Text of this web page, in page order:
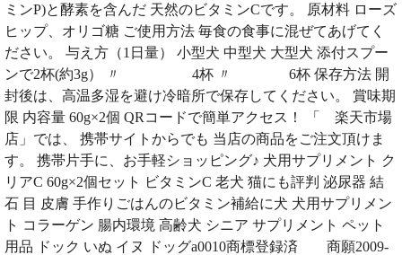
ミンP)と酵素を含んだ 天然のビタミンCです。 原材料 ローズ
ヒップ、オリゴ糖 ご使用方法 毎食の食事に混ぜてあげてく
ださい。 与え方（1日量） 小型犬 中型犬 大型犬 添付スプー
ンで2杯(約3g） 〃 4杯 〃 6杯 保存方法 開
封後は、高温多湿を避け冷暗所で保存してください。 賞味期
限 内容量 60g×2個 QRコードで簡単アクセス！ 「 楽天市場
店」では、 携帯サイトからでも 当店の商品をご注文頂けま
す。 携帯片手に、お手軽ショッピング♪ 犬用サプリメント ク
リアC 60g×2個セット ビタミンC 老犬 猫にも評判 泌尿器 結
石 目 皮膚 手作りごはんのビタミン補給に犬 犬用サプリメン
ト コラーゲン 腸内環境 高齢犬 シニア サプリメント ペット
用品 ドック いぬ イヌ ドッグa0010商標登録済 商願2009-